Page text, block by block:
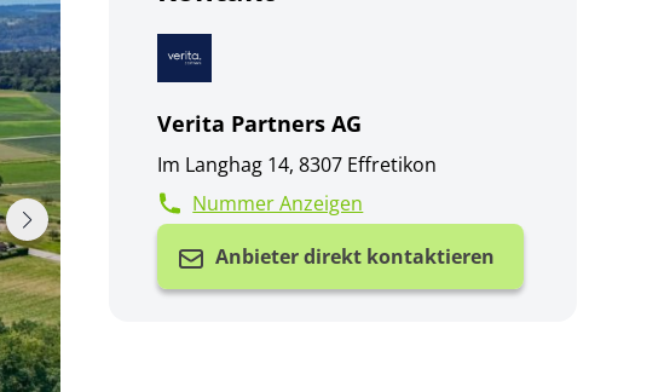
Verita Partners AG
Im Langhag 14, 8307 Effretikon
Nummer Anzeigen
Anbieter direkt kontaktieren